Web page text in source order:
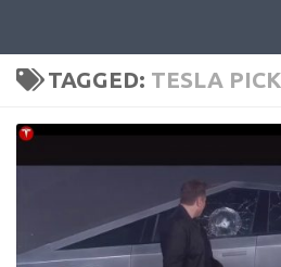
TAGGED: TESLA